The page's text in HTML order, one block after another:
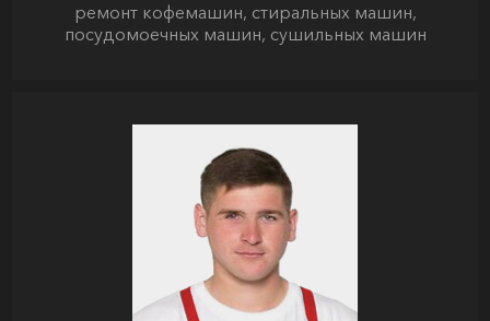
ремонт кофемашин, стиральных машин,
посудомоечных машин, сушильных машин